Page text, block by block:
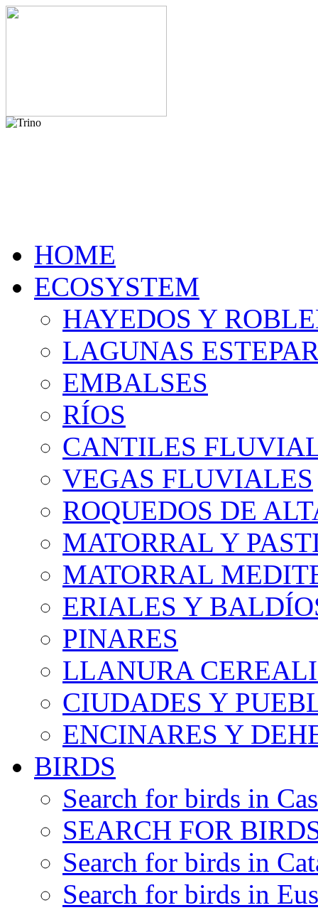
HOME
ECOSYSTEM
HAYEDOS Y
LAGUNAS
EMBALSES
RÍOS
CANTILES
VEGAS FLUVIALES
ROQUEDOS DE
MATORRAL Y
MATORRAL
ERIALES Y
PINARES
LLANURA
CIUDADES Y
ENCINARES Y
BIRDS
Search for birds in
SEARCH FOR
Search for birds in
Search for birds in